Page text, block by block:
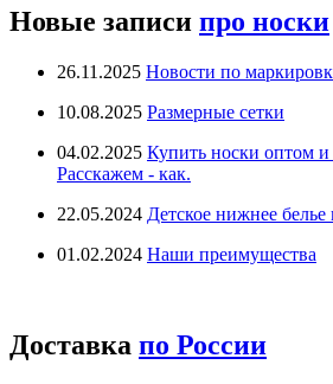
Новые записи про носки
26.11.2025 Новости по
10.08.2025 Размерные сетки
04.02.2025 Купить носки оптом и
Расскажем - как.
22.05.2024 Детское нижнее
01.02.2024 Наши преимущества
Доставка по России